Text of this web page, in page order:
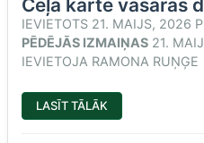
Ceļa karte vasaras
IEVIETOTS 21. MAIJS, 2026
PĒDĒJĀS IZMAIŅAS 21.
IEVIETOJA RAMONA RUŅĢE
LASĪT TĀLĀK
KARTE